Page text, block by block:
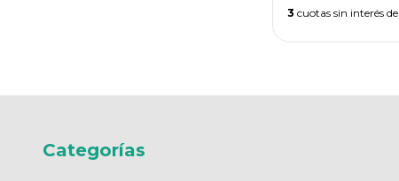
3 cuotas sin interés de
Categorías